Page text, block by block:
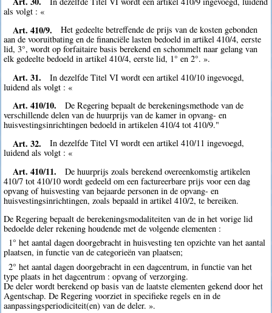
als volgt : «
Art. 410/9.
Het gedeelte betreffende de prijs van de kosten gebonden
aan de vooruitbating en de financiële lasten bedoeld in artikel 410/4, eerste
lid, 3°, wordt op forfaitaire basis berekend en schommelt naar gelang van
elk gedeelte bedoeld in artikel 410/4, eerste lid, 1° en 2°. ».
Art. 31.
In dezelfde Titel VI wordt een artikel 410/10 ingevoegd,
luidend als volgt : «
Art. 410/10.
De Regering bepaalt de berekeningsmethode van de
verschillende delen van de huurprijs van de kamer in opvang- en
huisvestingsinrichtingen bedoeld in artikelen 410/4 tot 410/9."
Art. 32.
In dezelfde Titel VI wordt een artikel 410/11 ingevoegd,
luidend als volgt : «
Art. 410/11.
De huurprijs zoals berekend overeenkomstig artikelen
410/7 tot 410/10 wordt gedeeld om een factureerbare prijs voor een dag
opvang of huisvesting van bejaarde personen in de opvang- en
huisvestingsinrichtingen, zoals bepaald in artikel 410/2, te bereiken.
De Regering bepaalt de berekeningsmodaliteiten van de in het vorige lid
bedoelde deler rekening houdende met de volgende elementen :
1° het aantal dagen doorgebracht in huisvesting ten opzichte van het aantal
plaatsen, in functie van de categorieën van plaatsen;
2° het aantal dagen doorgebracht in een dagcentrum, in functie van het
type plaats in het dagcentrum : opvang of verzorging.
De deler wordt berekend op basis van de laatste elementen gekend door het
Agentschap. De Regering voorziet in specifieke regels en in de
aanpassingsperiodiciteit(en) van de deler. ».